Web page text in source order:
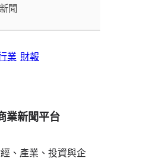
聞
業 財報
業新聞平台
、產業、投資與企